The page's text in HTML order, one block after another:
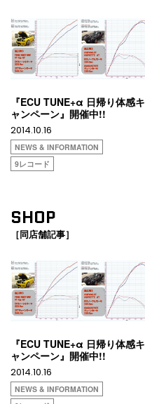
『ECU TUNE+α 日帰り体感キ
ャンペーン』開催中!!
2014.10.16
NEWS & INFORMATION
9レコード
SHOP
［同店舗記事］
『ECU TUNE+α 日帰り体感キ
ャンペーン』開催中!!
2014.10.16
NEWS & INFORMATION